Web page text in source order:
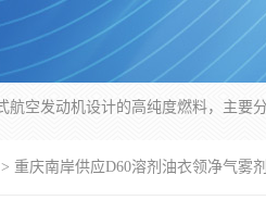
> 重庆南岸供应D60溶剂油衣领净气雾剂